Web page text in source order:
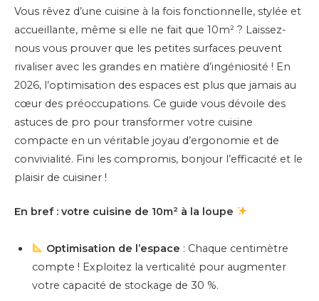
comptoir en
métal pliable
avec assise en
bois - Aide au
repassage pour
bar et comptoir
avec
Repose-Pieds,
Cadre en Acier,
87 cm de Haut,
Blanc
Cadre en Acier,
87 cm de Haut,
Noir
Vous rêvez d’une cuisine à la fois fonctionnelle, stylée et
accueillante, même si elle ne fait que 10m² ? Laissez-
nous vous prouver que les petites surfaces peuvent
rivaliser avec les grandes en matière d’ingéniosité ! En
2026, l’optimisation des espaces est plus que jamais au
cœur des préoccupations. Ce guide vous dévoile des
astuces de pro pour transformer votre cuisine
compacte en un véritable joyau d’ergonomie et de
convivialité. Fini les compromis, bonjour l’efficacité et le
plaisir de cuisiner !
En bref : votre cuisine de 10m² à la loupe
Optimisation de l’espace : Chaque centimètre
compte ! Exploitez la verticalité pour augmenter
votre capacité de stockage de 30 %.